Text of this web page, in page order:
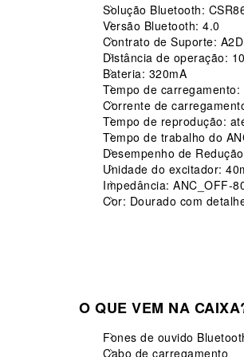
Solução Bluetooth:
Versão Bluetooth: 4.0
Contrato de Suporte:
Distância de operação:
Bateria: 320mA
Tempo de carregamento:
Corrente de
Tempo de reprodução:
Tempo de trabalho do
Desempenho de
Unidade do excitador:
Impedância: ANC_OFF-
Cor: Dourado com
O QUE VEM NA
Fones de ouvido
Cabo de carregamento